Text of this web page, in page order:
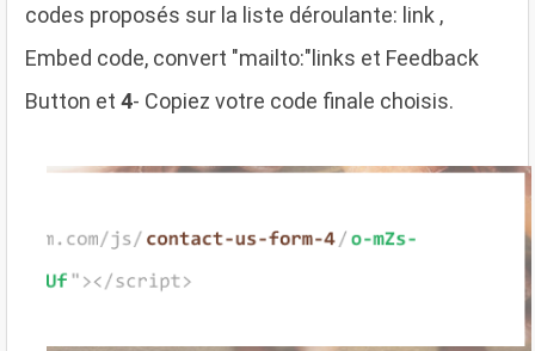
codes proposés sur la liste déroulante: link ,
Embed code, convert "mailto:"links et Feedback
Button et 4- Copiez votre code finale choisis.